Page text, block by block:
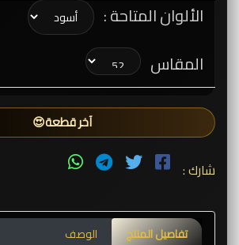
الألوان المتاحة :
المقاس
آخر قطعة😍
شارك :
تفاصيل المنتج الوصف